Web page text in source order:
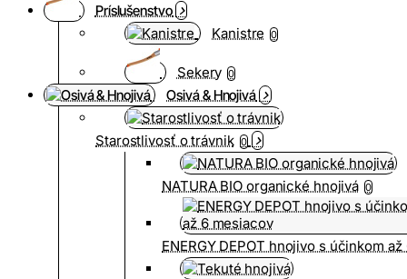
Príslušenstvo
Kanistre 0
Sekery 0
Osivá & Hnojivá
Starostlivosť o trávnik 0
NATURA BIO organické hnojivá 0
ENERGY DEPOT hnojivo s účinkom